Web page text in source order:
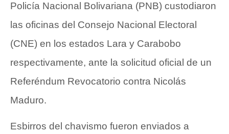
Policía Nacional Bolivariana (PNB) custodiaron
las oficinas del Consejo Nacional Electoral
(CNE) en los estados Lara y Carabobo
respectivamente, ante la solicitud oficial de un
Referéndum Revocatorio contra Nicolás
Maduro.
Esbirros del chavismo fueron enviados a